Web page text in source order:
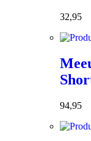
32,95
94,95